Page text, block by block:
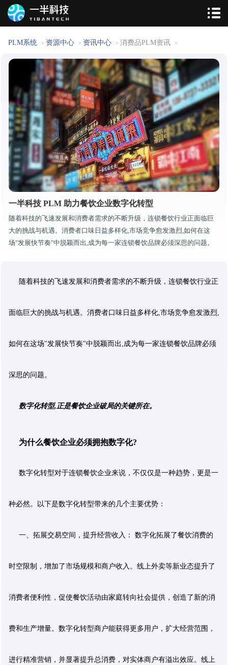
PLM系统 > 资源中心 > 资讯中心 > 消费品PLM资讯 >
一半科技 PLM 助力餐饮企业数字化转型
随着科技的飞速发展和消费者需求的不断升级，连锁餐饮行业正面临巨
大的挑战与机遇。消费者口味日益多样化,市场竞争愈发激烈,如何在这
场"发展快节奏"中脱颖而出,成为每一家连锁餐饮品牌必须深思的问题。
随着科技的飞速发展和消费者需求的不断升级，连锁餐饮行业正
面临巨大的挑战与机遇。消费者口味日益多样化,市场竞争愈发激烈,
如何在这场"发展快节奏"中脱颖而出,成为每一家连锁餐饮品牌必须
深思的问题。
数字化转型,正是餐饮企业破局的关键所在。
为什么餐饮企业必须拥抱数字化?
数字化转型对于连锁餐饮企业来说，不仅仅是一种趋势，更是一
种必然。以下是数字化转型带来的几个主要优势：
一、拓展交易空间，提升经营收入： 数字化拓展了餐饮消费的
时空限制，增加了市场规模和商户收入。线上外卖等新业态提升了
消费者便利性，促使餐饮活动由家庭转向社会提供，创造了新的消
费和生产增量。数字化转型商户能获得更多用户，扩大经营范围，
进行精准营销，并显著提升总消费，对实体商户有溢出效应。线上